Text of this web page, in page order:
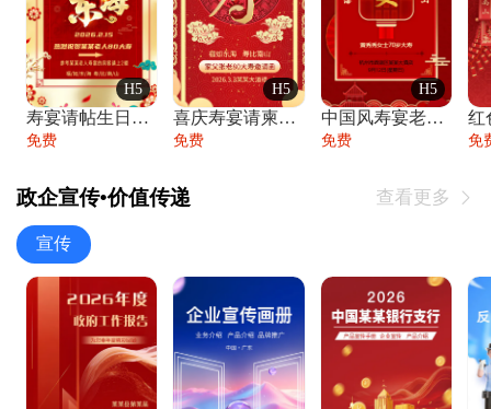
H5
寿宴请帖生日宴邀请函老人寿星生日快乐祝寿
免费
H5
喜庆寿宴请柬老人生日宴会邀请函请柬过大寿
免费
H5
中国风寿宴老人生日宴会邀请函寿宴请帖请柬
免费 免
政企宣传•价值传递 查看更多 
宣传